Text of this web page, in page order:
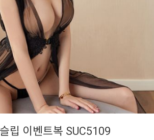
립 이벤트복 SUC5109